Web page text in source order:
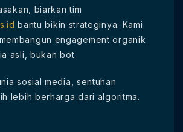
biarkan tim
bantu bikin strateginya. Kami
engagement organik
asli, bukan bot.
sosial media, sentuhan
lebih berharga dari algoritma.